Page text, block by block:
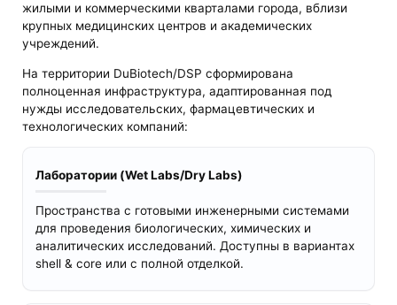
жилыми и коммерческими кварталами города, вблизи
крупных медицинских центров и академических
учреждений.
На территории DuBiotech/DSP сформирована
полноценная инфраструктура, адаптированная под
нужды исследовательских, фармацевтических и
технологических компаний:
Лаборатории (Wet Labs/Dry Labs)
Пространства с готовыми инженерными системами
для проведения биологических, химических и
аналитических исследований. Доступны в вариантах
shell & core или с полной отделкой.